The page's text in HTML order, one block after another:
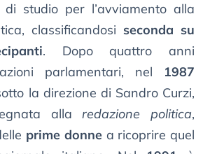
studio per l’avviamento alla
classificandosi seconda su
. Dopo quattro anni
parlamentari, nel 1987
la direzione di Sandro Curzi,
allaredazione politica,
prime donnea ricoprire quel